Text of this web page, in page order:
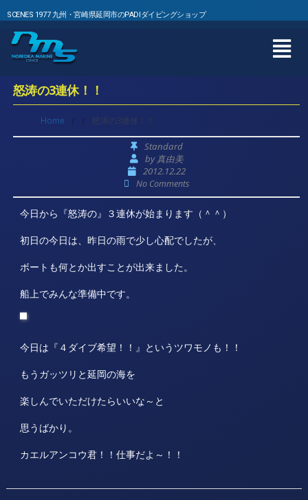
SCENES 1977 九州・宮崎県延岡市のPADIダイビングショップ
怒涛の3連休！！
Home / / 怒涛の3連休！！
Standard
by真由美
2012.12.22
No Comments
今日から『怒涛の』３連休が始まります（＾＾）
初日の今日は、昨日の雨で少し心配でしたが、
ボートも何とか出すことが出来ました。
船上でみんな準備中です。
今日は『４ダイブ希望！！』というツワモノも！！
もうガッツリと延岡の海を
楽しんでいただけたらいいな～と
思うばかり。
カエルアンコウ君！！仕事だよ～！！